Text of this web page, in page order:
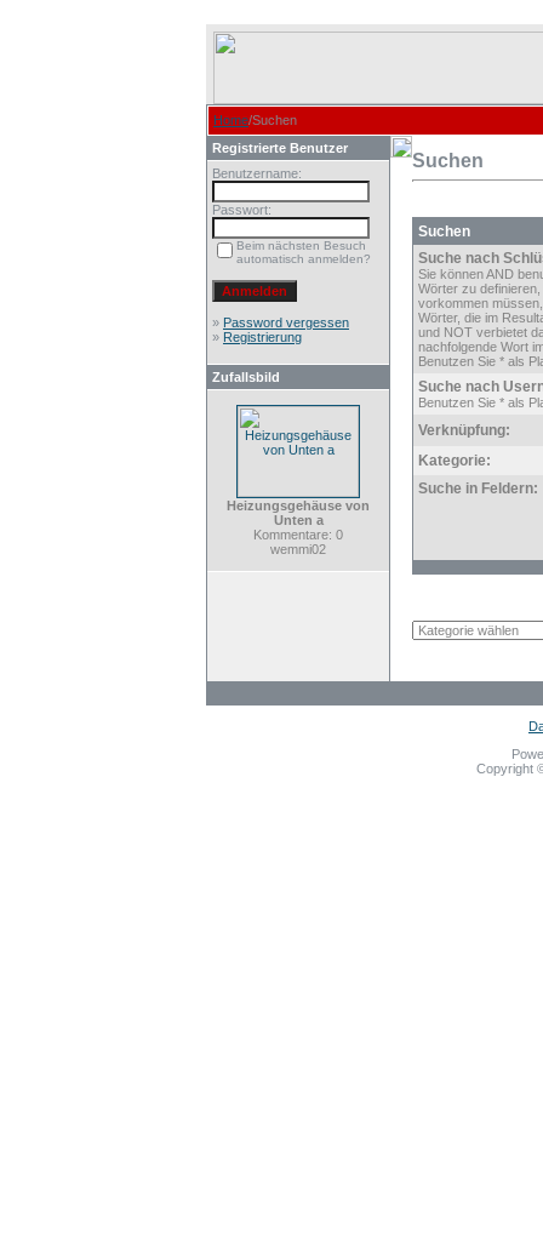
Home/Suchen
Registrierte Benutzer
Benutzername:
Passwort:
Beim nächsten Besuch
automatisch anmelden?
» Password vergessen
» Registrierung
Zufallsbild
Heizungsgehäuse von
Unten a
Kommentare: 0
wemmi02
Suchen
Suchen
Suche nach
Sie können AND
Wörter zu definieren,
vorkommen
Wörter, die im
und NOT verbietet
nachfolgende Wort
Benutzen Sie * als
Suche nach
Benutzen Sie * als
Verknüpfung:
Kategorie:
Suche in Feldern:
Copyright